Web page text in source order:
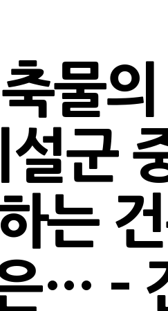
물
설군
는
… –